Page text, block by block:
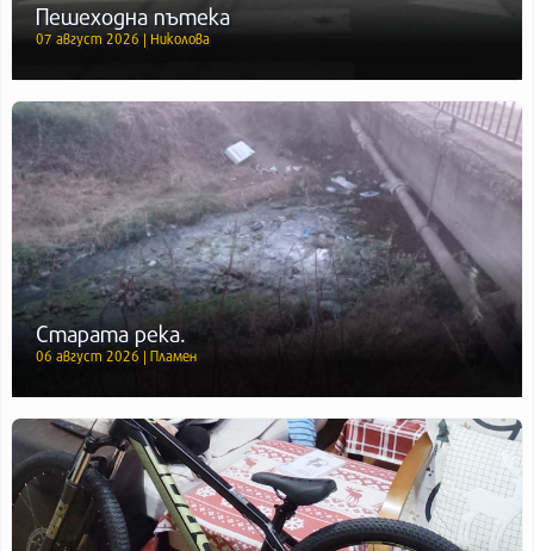
Пешеходна пътека
07 август 2026 | Николова
Старата река.
06 август 2026 | Пламен